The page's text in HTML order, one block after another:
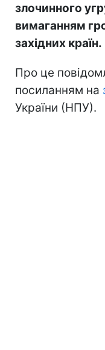
злочинного
вимаганням
західних країн.
Про це
посиланням на
України (НПУ).